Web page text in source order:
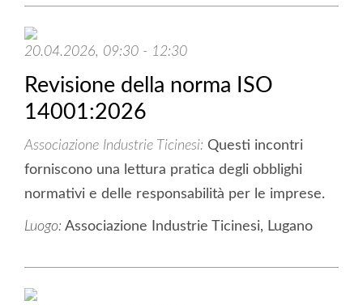
20.04.2026, 09:30 - 12:30
Revisione della norma ISO
14001:2026
Associazione Industrie Ticinesi Questi incontri
forniscono una lettura pratica degli obblighi
normativi e delle responsabilità per le imprese.
Luogo: Associazione Industrie Ticinesi, Lugano